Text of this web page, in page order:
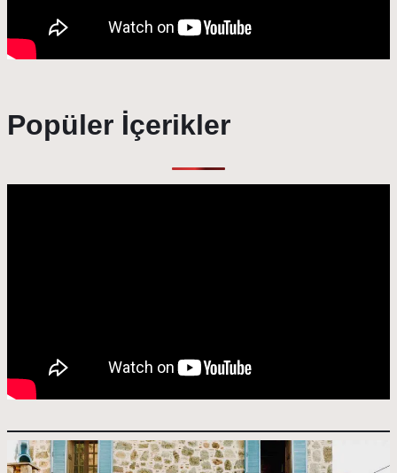
Popüler İçerikler